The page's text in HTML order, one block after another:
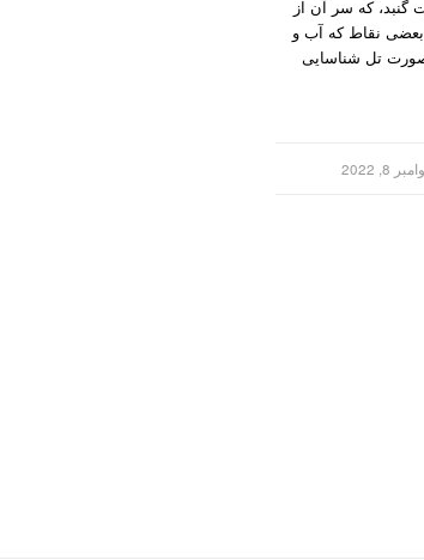
که سر آن از
بعضی نقاط که آب و
تل شناسایی
8, 2022